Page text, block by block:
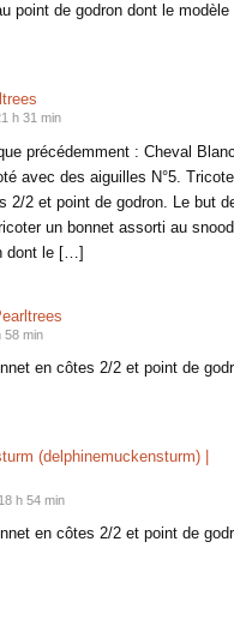
point de godron dont le modèle
h 31 min
précédemment : Cheval Blanc
avec des aiguilles N°5.
2/2 et point de godron. Le but
un bonnet assorti au snood
dont le […]
58 min
en côtes 2/2 et point de
(delphinemuckensturm) |
h 54 min
en côtes 2/2 et point de